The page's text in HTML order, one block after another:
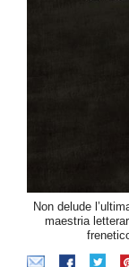
Non delude
maestria